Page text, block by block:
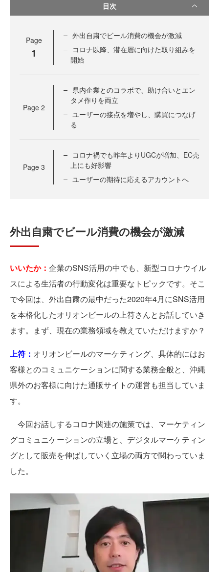
目次
Page
1
外出自粛でビール消費の機会が激減
コロナ以降、潜在層に向けた取り組みを
開始
Page 2
県内企業とのコラボで、助け合いとエン
タメ作りを両立
ユーザーの接点を増やし、購買につなげ
る
Page 3
コロナ禍でも昨年よりUGCが増加、EC売
上にも好影響
ユーザーの期待に応えるアカウントへ
外出自粛でビール消費の機会が激減
いいたか： 企業のSNS活用の中でも、新型コロナウイル
スによる生活者の行動変化は重要なトピックです。そこ
で今回は、外出自粛の最中だった2020年4月にSNS活用
を本格化したオリオンビールの上符さんとお話していき
ます。まず、現在の業務領域を教えていただけますか？
上符： オリオンビールのマーケティング、具体的にはお
客様とのコミュニケーションに関する業務全般と、沖縄
県外のお客様に向けた通販サイトの運営も担当していま
す。
今回お話しするコロナ関連の施策では、マーケティン
グコミュニケーションの立場と、デジタルマーケティン
グとして販売を伸ばしていく立場の両方で関わっていま
した。